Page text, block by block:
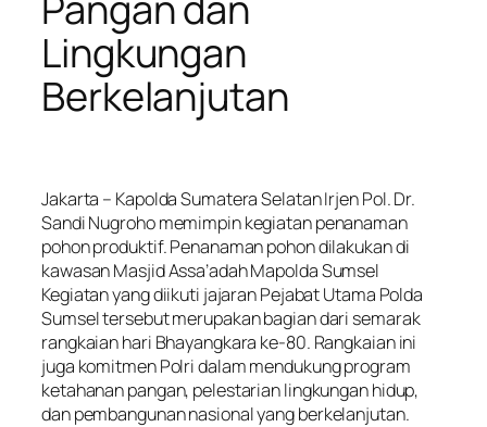
Lingkungan
Berkelanjutan
Jakarta – Kapolda Sumatera Selatan Irjen Pol. Dr.
Sandi Nugroho memimpin kegiatan penanaman
pohon produktif. Penanaman pohon dilakukan di
kawasan Masjid Assa’adah Mapolda Sumsel
Kegiatan yang diikuti jajaran Pejabat Utama Polda
Sumsel tersebut merupakan bagian dari semarak
rangkaian hari Bhayangkara ke-80. Rangkaian ini
juga komitmen Polri dalam mendukung program
ketahanan pangan, pelestarian lingkungan hidup,
dan pembangunan nasional yang berkelanjutan.